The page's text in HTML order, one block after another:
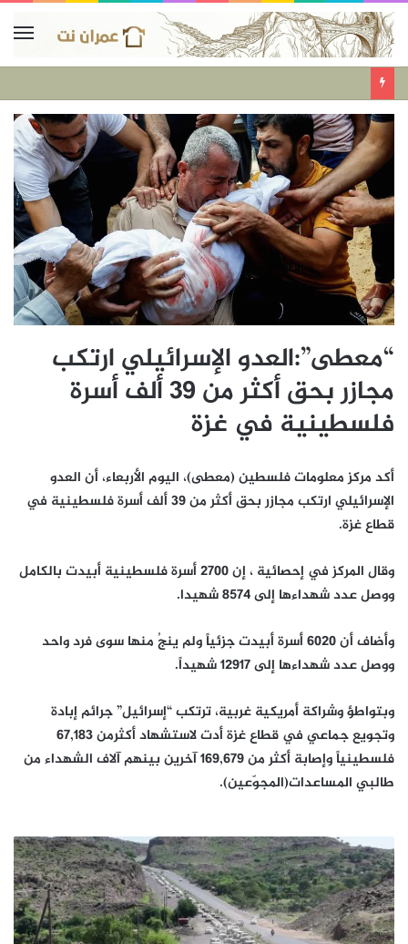
“معطى”:العدو الإسرائيلي ارتكب
مجازر بحق أكثر من 39 ألف أسرة
فلسطينية في غزة
أكد مركز معلومات فلسطين (معطى)، اليوم الأربعاء، أن العدو
الإسرائيلي ارتكب مجازر بحق أكثر من 39 ألف أسرة فلسطينية في
قطاع غزة.
وقال المركز في إحصائية ، إن 2700 أسرة فلسطينية أبيدت بالكامل
ووصل عدد شهداءها إلى 8574 شهيدا.
وأضاف أن 6020 أسرة أبيدت جزئياً ولم ينجُ منها سوى فرد واحد
ووصل عدد شهداءها إلى 12917 شهيداً.
وبتواطؤ وشراكة أمريكية غربية، ترتكب “إسرائيل” جرائم إبادة
وتجويع جماعي في قطاع غزة أدت لاستشهاد أكثرمن 67,183
فلسطينياً وإصابة أكثر من 169,679 آخرين بينهم آلاف الشهداء من
طالبي المساعدات(المجوّعين).